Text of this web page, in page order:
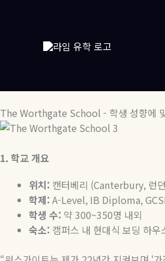
기
The Worthgate School - 학생 성향에
1. 학교 개요
위치: 캔터베리 (Canterbury, 런
학제: A-Level, IB Diploma,
학생 수: 약 300~350명 내외
숙소: 캠퍼스 내 현대식 보딩 하우